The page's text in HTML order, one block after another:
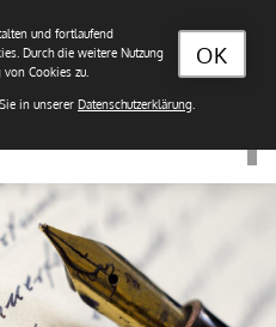
OK
und fortlaufend
Durch die weitere Nutzung
Cookies zu.
in unserer Datenschutzerklärung